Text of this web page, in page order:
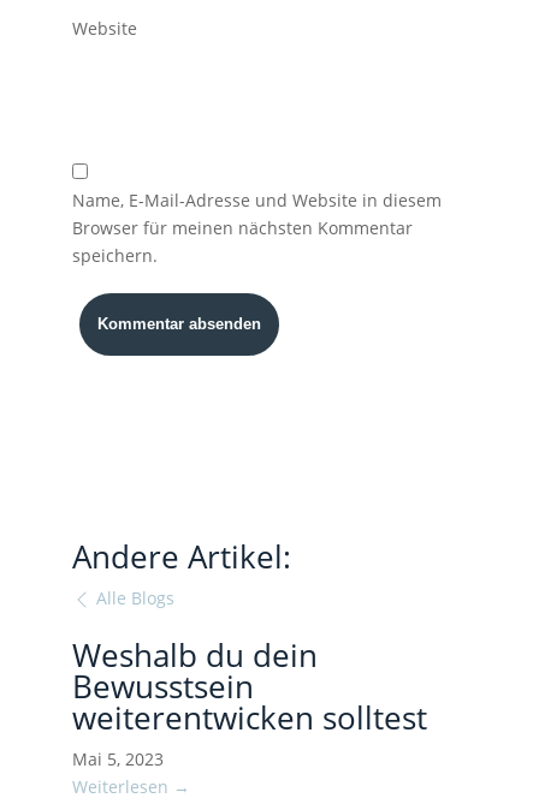
Website
Name, E-Mail-Adresse und Website in diesem
Browser für meinen nächsten Kommentar
speichern.
Andere Artikel:
Alle Blogs
Weshalb du dein
Bewusstsein
weiterentwicken solltest
Mai 5, 2023
Weiterlesen →